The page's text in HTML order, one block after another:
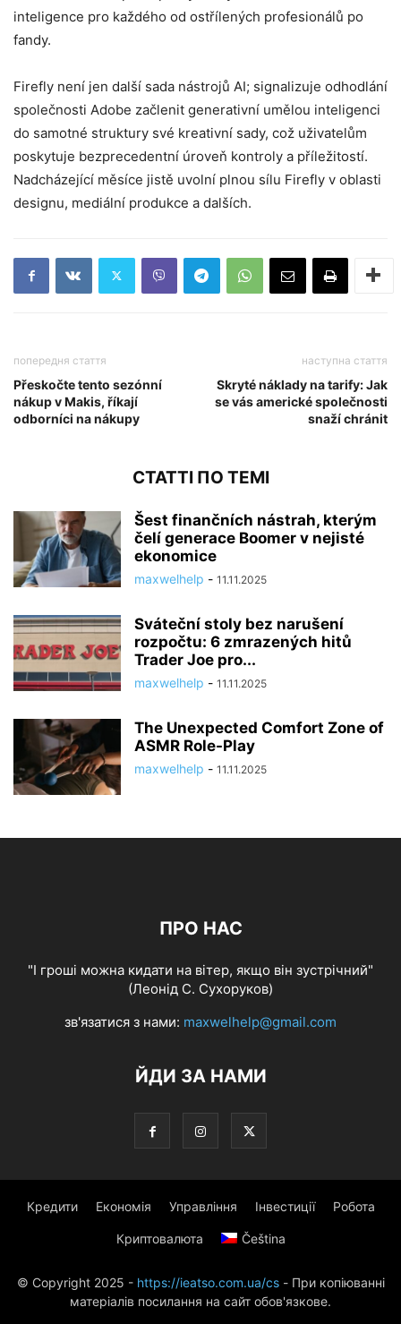
inteligence pro každého od ostřílených profesionálů po
fandy.
Firefly není jen další sada nástrojů AI; signalizuje odhodlání
společnosti Adobe začlenit generativní umělou inteligenci
do samotné struktury své kreativní sady, což uživatelům
poskytuje bezprecedentní úroveň kontroly a příležitostí.
Nadcházející měsíce jistě uvolní plnou sílu Firefly v oblasti
designu, mediální produkce a dalších.
попередня стаття
Přeskočte tento sezónní
nákup v Makis, říkají
odborníci na nákupy
наступна стаття
Skryté náklady na tarify: Jak
se vás americké společnosti
snaží chránit
СТАТТІ ПО ТЕМІ
Šest finančních nástrah, kterým
čelí generace Boomer v nejisté
ekonomice
maxwelhelp - 11.11.2025
Sváteční stoly bez narušení
rozpočtu: 6 zmrazených hitů
Trader Joe pro...
maxwelhelp - 11.11.2025
The Unexpected Comfort Zone of
ASMR Role-Play
maxwelhelp - 11.11.2025
ПРО НАС
"І гроші можна кидати на вітер, якщо він зустрічний"
(Леонід С. Сухоруков)
зв'язатися з нами: maxwelhelp@gmail.com
ЙДИ ЗА НАМИ
Кредити Економія Управління Інвестиції Робота
Криптовалюта Čeština
© Copyright 2025 - https://ieatso.com.ua/cs- При копіюванні
матеріалів посилання на сайт обов'язкове.